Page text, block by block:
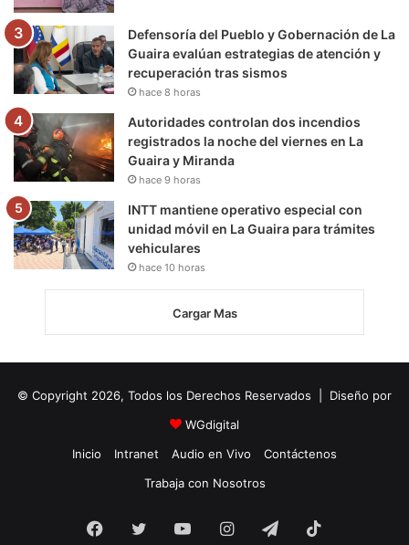
Defensoría del Pueblo y Gobernación de La
Guaira evalúan estrategias de atención y
recuperación tras sismos
hace 8 horas
Autoridades controlan dos incendios
registrados la noche del viernes en La
Guaira y Miranda
hace 9 horas
INTT mantiene operativo especial con
unidad móvil en La Guaira para trámites
vehiculares
hace 10 horas
Cargar Mas
© Copyright 2026, Todos los Derechos Reservados | Diseño por
WGdigital
Inicio
Intranet Audio en Vivo
Contáctenos
Trabaja con Nosotros
Facebook
Twitter YouTubeInstagramTelegram